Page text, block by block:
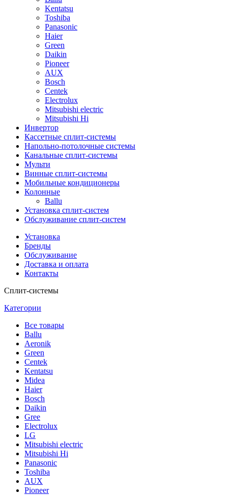
Kentatsu
Toshiba
Panasonic
Haier
Green
Daikin
Pioneer
AUX
Bosch
Centek
Electrolux
Mitsubishi electric
Mitsubishi Hi
Инвертор
Кассетные сплит-системы
Напольно-потолочные системы
Канальные сплит-системы
Мульти
Винные сплит-системы
Мобильные кондиционеры
Колонные
Ballu
Установка сплит-систем
Обслуживание сплит-систем
Установка
Бренды
Обслуживание
Доставка и оплата
Контакты
Сплит-системы
Категории
Все товары
Ballu
Аeronik
Green
Centek
Kentatsu
Midea
Haier
Bosch
Daikin
Gree
Electrolux
LG
Mitsubishi electric
Mitsubishi Hi
Panasonic
Toshiba
AUX
Pioneer